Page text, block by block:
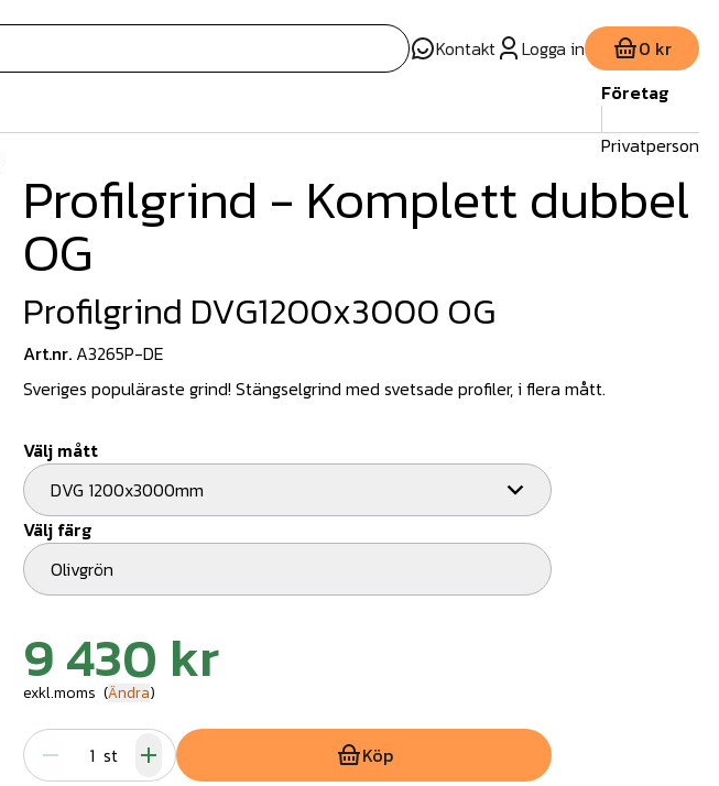
Kontakt Logga in 0 kr
Företag
Privatperson
Profilgrind - Komplett dubbel
OG
Profilgrind DVG1200x3000 OG
Art.nr. A3265P-DE
Sveriges populäraste grind! Stängselgrind med svetsade profiler, i flera mått.
Välj mått
DVG 1200x3000mm
Välj färg
Olivgrön
9 430 kr
exkl.moms (Ändra)
st Köp